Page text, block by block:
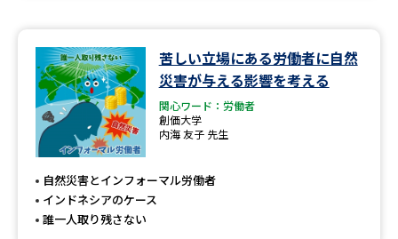
テレメール
お支払いサイト
個人情報取扱規定
特定商取引表記
テレメール進学カタログ
訂正のご案内
苦しい立場にある労働者に自然
災害が与える影響を考える
関心ワード：労働者
創価大学
内海 友子 先生
自然災害とインフォーマル労働者
インドネシアのケース
誰一人取り残さない